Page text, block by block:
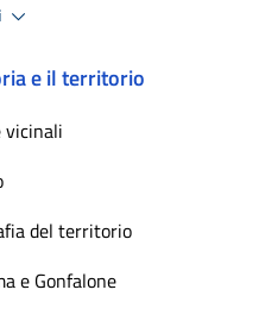
e il territorio
vicinali
del territorio
e Gonfalone